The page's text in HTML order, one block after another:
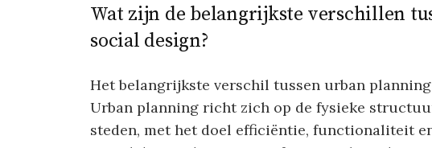
Wat zijn de belangrijkste verschillen
social design?
Het belangrijkste verschil tussen urban
Urban planning richt zich op de fysieke
steden, met het doel efficiëntie, functionaliteit